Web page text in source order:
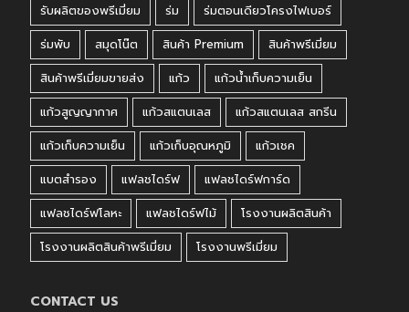
รับผลิตของพรีเมี่ยม
ร่ม
ร่มตอนเดียวโครงไฟเบอร์
ร่มพับ
สมุดโน๊ต สินค้า Premium
สินค้าพรีเมี่ยม
สินค้าพรีเมี่ยมขายส่ง
แก้ว
แก้วน้ำเก็บความเย็น
แก้วสูญญากาศ
แก้วสแตนเลส
แก้วสแตนเลส สกรีน
แก้วเก็บความเย็น
แก้วเก็บอุณหภูมิ
แก้วเชค
แบตสำรอง
แฟลชไดร์ฟ
แฟลชไดร์ฟการ์ด
แฟลชไดร์ฟโลหะ
แฟลชไดร์ฟไม้
โรงงานผลิตสินค้า
โรงงานผลิตสินค้าพรีเมี่ยม
โรงงานพรีเมี่ยม
CONTACT US